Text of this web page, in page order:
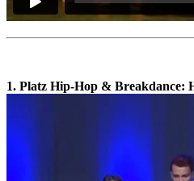
1. Platz Hip-Hop & Breakdance: